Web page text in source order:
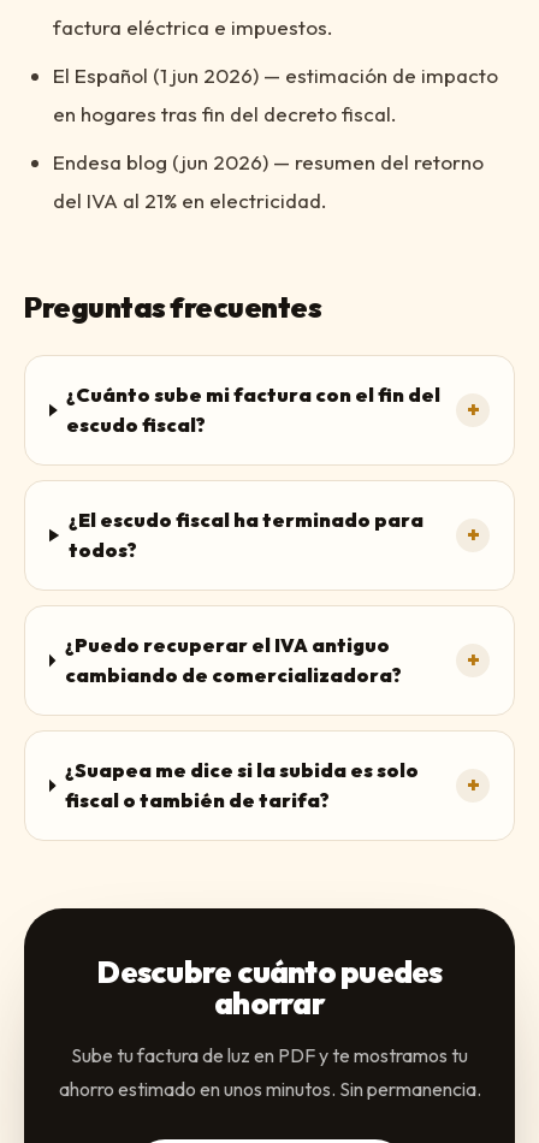
factura eléctrica e impuestos.
El Español (1 jun 2026) — estimación de impacto
en hogares tras fin del decreto fiscal.
Endesa blog (jun 2026) — resumen del retorno
del IVA al 21% en electricidad.
Preguntas frecuentes
¿Cuánto sube mi factura con el fin del
escudo fiscal?
+
¿El escudo fiscal ha terminado para
todos?
+
¿Puedo recuperar el IVA antiguo
cambiando de comercializadora?
+
¿Suapea me dice si la subida es solo
fiscal o también de tarifa?
+
Descubre cuánto puedes
ahorrar
Sube tu factura de luz en PDF y te mostramos tu
ahorro estimado en unos minutos. Sin permanencia.